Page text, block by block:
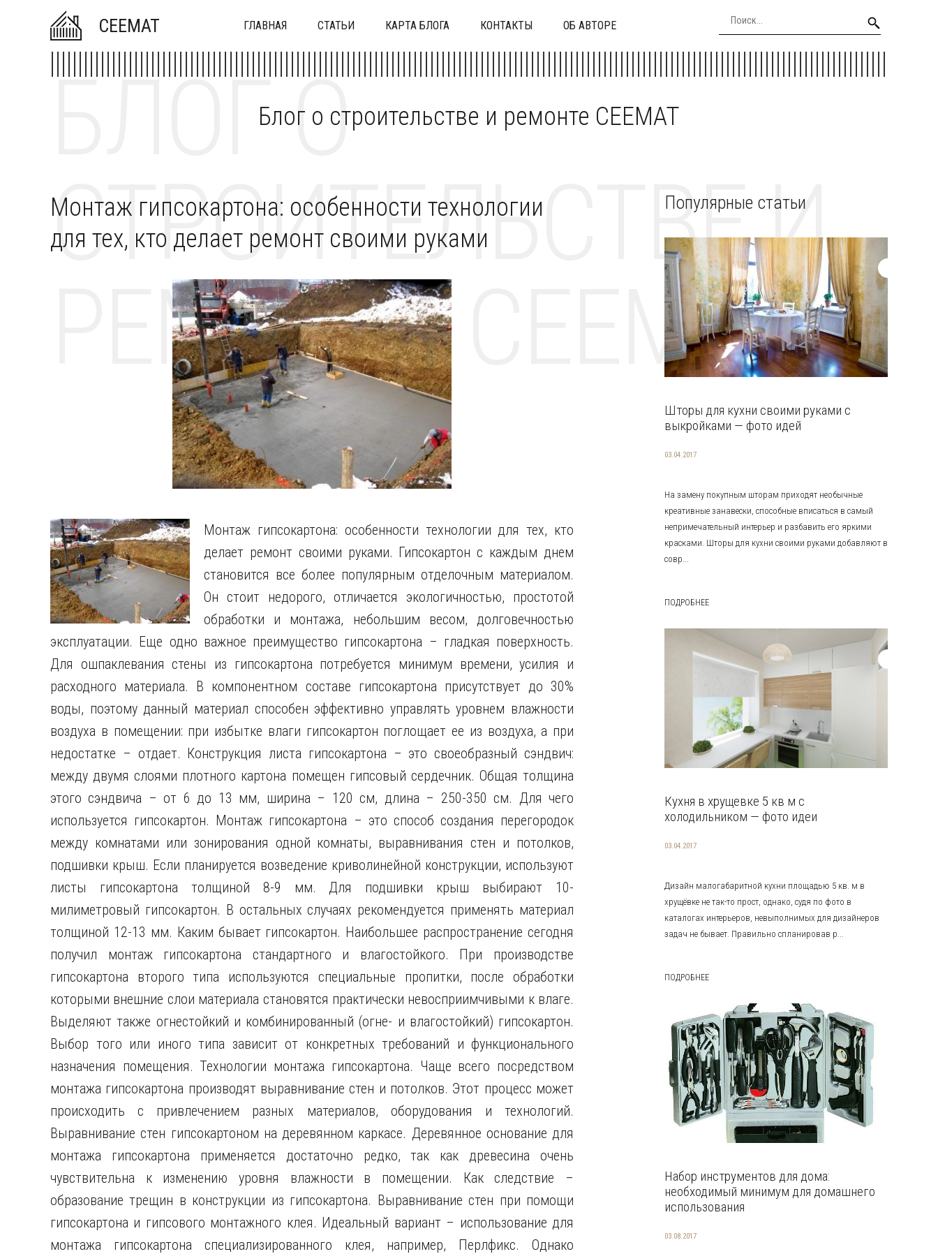
CEEMAT ГЛАВНАЯ СТАТЬИ КАРТА БЛОГА КОНТАКТЫ ОБ АВТОРЕ
Блог о строительстве и ремонте CEEMAT
БЛОГ О
СТРОИТЕЛЬСТВЕ И
РЕМОНТЕ CEEMAT
Монтаж гипсокартона: особенности технологии
для тех, кто делает ремонт своими руками
Монтаж гипсокартона: особенности технологии для тех, кто
делает ремонт своими руками. Гипсокартон с каждым днем
становится все более популярным отделочным материалом.
Он стоит недорого, отличается экологичностью, простотой
обработки и монтажа, небольшим весом, долговечностью
эксплуатации. Еще одно важное преимущество гипсокартона – гладкая поверхность.
Для ошпаклевания стены из гипсокартона потребуется минимум времени, усилия и
расходного материала. В компонентном составе гипсокартона присутствует до 30%
воды, поэтому данный материал способен эффективно управлять уровнем влажности
воздуха в помещении: при избытке влаги гипсокартон поглощает ее из воздуха, а при
недостатке – отдает. Конструкция листа гипсокартона – это своеобразный сэндвич:
между двумя слоями плотного картона помещен гипсовый сердечник. Общая толщина
этого сэндвича – от 6 до 13 мм, ширина – 120 см, длина – 250-350 см. Для чего
используется гипсокартон. Монтаж гипсокартона – это способ создания перегородок
между комнатами или зонирования одной комнаты, выравнивания стен и потолков,
подшивки крыш. Если планируется возведение криволинейной конструкции, используют
листы гипсокартона толщиной 8-9 мм. Для подшивки крыш выбирают 10-
милиметровый гипсокартон. В остальных случаях рекомендуется применять материал
толщиной 12-13 мм. Каким бывает гипсокартон. Наибольшее распространение сегодня
получил монтаж гипсокартона стандартного и влагостойкого. При производстве
гипсокартона второго типа используются специальные пропитки, после обработки
которыми внешние слои материала становятся практически невосприимчивыми к влаге.
Выделяют также огнестойкий и комбинированный (огне- и влагостойкий) гипсокартон.
Выбор того или иного типа зависит от конкретных требований и функционального
назначения помещения. Технологии монтажа гипсокартона. Чаще всего посредством
монтажа гипсокартона производят выравнивание стен и потолков. Этот процесс может
происходить с привлечением разных материалов, оборудования и технологий.
Выравнивание стен гипсокартоном на деревянном каркасе. Деревянное основание для
монтажа гипсокартона применяется достаточно редко, так как древесина очень
чувствительна к изменению уровня влажности в помещении. Как следствие –
образование трещин в конструкции из гипсокартона. Выравнивание стен при помощи
гипсокартона и гипсового монтажного клея. Идеальный вариант – использование для
монтажа гипсокартона специализированного клея, например, Перлфикс. Однако
Популярные статьи
Шторы для кухни своими руками с
выкройками — фото идей
03.04.2017
На замену покупным шторам приходят необычные
креативные занавески, способные вписаться в самый
непримечательный интерьер и разбавить его яркими
красками. Шторы для кухни своими руками добавляют в
совр...
ПОДРОБНЕЕ
Кухня в хрущевке 5 кв м с
холодильником — фото идеи
03.04.2017
Дизайн малогабаритной кухни площадью 5 кв. м в
хрущёвке не так-то прост, однако, судя по фото в
каталогах интерьеров, невыполнимых для дизайнеров
задач не бывает. Правильно спланировав р...
ПОДРОБНЕЕ
Набор инструментов для дома:
необходимый минимум для домашнего
использования
03.08.2017